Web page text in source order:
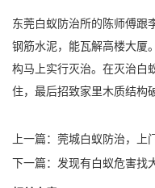
东莞白蚁防治所的陈师傅跟
钢筋水泥，能瓦解高楼大厦
构马上实行灭治。在灭治白
住，最后招致家里木质结构
上一篇： 莞城白蚁防治，上
下一篇： 发现有白蚁危害找